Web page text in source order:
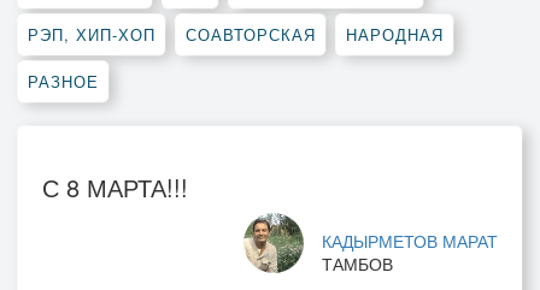
РЭП, ХИП-ХОП СОАВТОРСКАЯ НАРОДНАЯ
РАЗНОЕ
С 8 МАРТА!!!
КАДЫРМЕТОВ МАРАТ
ТАМБОВ